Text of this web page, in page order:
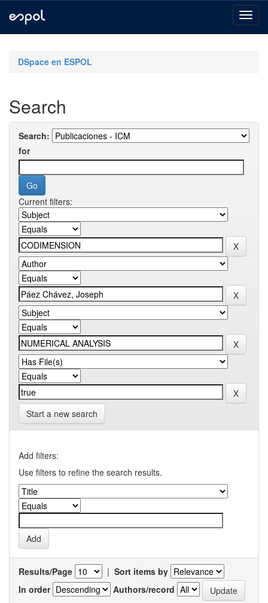
navigationDSpace en ESPOL
Search
Search:
for
Current filters:
Start a new search
Add filters:
Use filters to refine the search results.
Results/Page | Sort items by
In order
Authors/record